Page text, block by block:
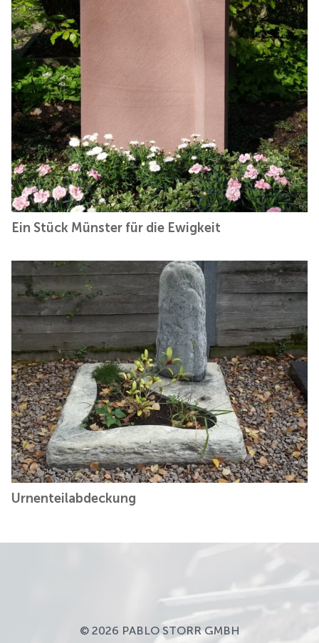
Ein Stück Münster für die Ewigkeit
Urnenteilabdeckung
© 2026 PABLO STORR GMBH